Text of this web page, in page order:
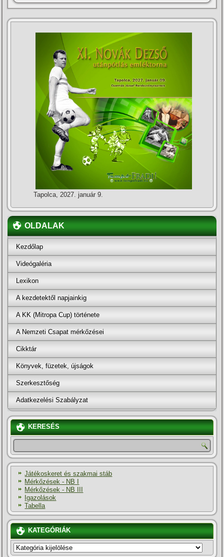
Tapolca, 2027. január 9.
OLDALAK
Kezdőlap
Videógaléria
Lexikon
A kezdetektől napjainkig
A KK (Mitropa Cup) története
A Nemzeti Csapat mérkőzései
Cikktár
Könyvek, füzetek, újságok
Szerkesztőség
Adatkezelési Szabályzat
KERESÉS
Játékoskeret és szakmai stáb
Mérkőzések - NB I
Mérkőzések - NB III
Igazolások
Tabella
KATEGÓRIÁK
KATEGÓRIÁK